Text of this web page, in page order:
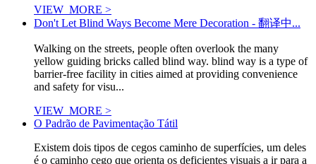
VIEW_MORE >
Don't Let Blind Ways Become Mere Decoration - 翻译中...
Walking on the streets, people often overlook the many
yellow guiding bricks called blind way. blind way is a type of
barrier-free facility in cities aimed at providing convenience
and safety for visu...
VIEW_MORE >
O Padrão de Pavimentação Tátil
Existem dois tipos de cegos caminho de superfícies, um deles
é o caminho cego que orienta os deficientes visuais a ir para a